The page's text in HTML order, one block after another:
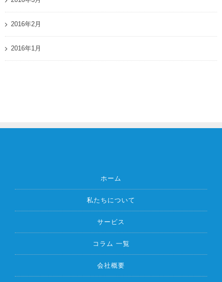
2016年2月
2016年1月
ホーム
私たちについて
サービス
コラム 一覧
会社概要